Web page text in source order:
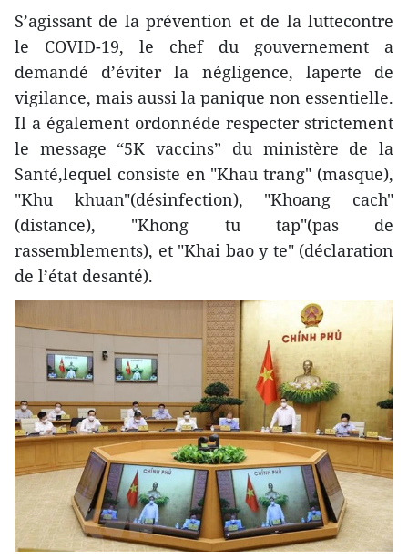
S’agissant de la prévention et de la luttecontre
le COVID-19, le chef du gouvernement a
demandé d’éviter la négligence, laperte de
vigilance, mais aussi la panique non essentielle.
Il a également ordonnéde respecter strictement
le message “5K vaccins” du ministère de la
Santé,lequel consiste en "Khau trang" (masque),
"Khu khuan"(désinfection), "Khoang cach"
(distance), "Khong tu tap"(pas de
rassemblements), et "Khai bao y te" (déclaration
de l’état desanté).